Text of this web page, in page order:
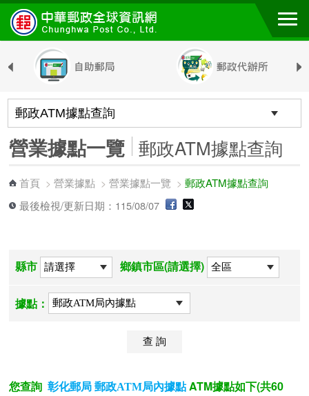
跳到主要內容區塊
營業據點一覽 郵政ATM據點查詢
首頁 >營業據點 >營業據點一覽 >郵政ATM據點查詢
最後檢視/更新日期：115/08/07
縣市 鄉鎮市區(請選擇)
據點：
您查詢 彰化郵局 郵政ATM局內據點 ATM據點如下(共60